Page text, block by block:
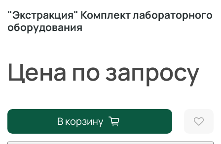
"Экстракция" Комплект лабораторного
оборудования
Цена по запросу
В корзину